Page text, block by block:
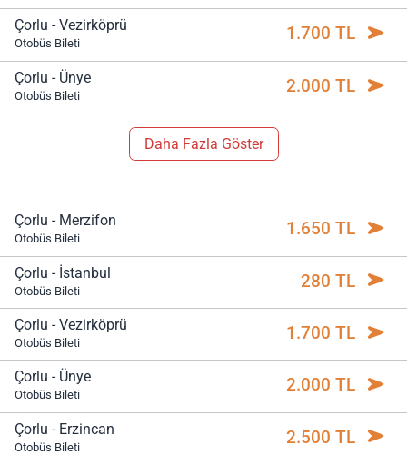
Çorlu - Vezirköprü
Otobüs Bileti 1.700 TL
Çorlu - Ünye
Otobüs Bileti 2.000 TL
Daha Fazla Göster
Çorlu - Merzifon
Otobüs Bileti 1.650 TL
Çorlu - İstanbul
Otobüs Bileti 280 TL
Çorlu - Vezirköprü
Otobüs Bileti 1.700 TL
Çorlu - Ünye
Otobüs Bileti 2.000 TL
Çorlu - Erzincan
Otobüs Bileti 2.500 TL